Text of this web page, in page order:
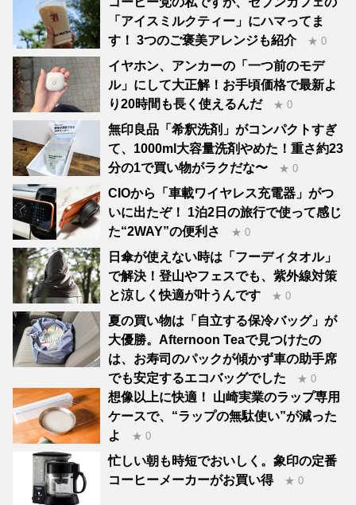
「アイスミルクティー」にハマってま
す！ 3つのご褒美アレンジも紹介
★ 0
イヤホン、アンカーの「一つ前のモデ
ル」にして大正解！お手頃価格で最新よ
り20時間も長く使えるんだ
★ 0
無印良品「希釈洗剤」がコンパクトすぎ
て、1000ml大容量洗剤やめた！重さ約23
分の1で買い物がラクだな〜
★ 0
CIOから「車載ワイヤレス充電器」がつ
いに出たぞ！ 1泊2日の旅行で使って感じ
た“2WAY”の便利さ
★ 0
日傘が使えない時は「フーディタオル」
で解決！登山やフェスでも、紫外線対策
と涼しく快適が叶うんです
★ 0
夏の買い物は「自立する保冷バッグ」が
大優勝。Afternoon Teaで見つけたの
は、お寿司のパックが傾かず車の助手席
でも安定するエコバッグでした
★ 0
想像以上に快適！ 山崎実業のラップ専用
ケースで、“ラップの無駄使い”が減った
よ
★ 0
忙しい朝も時短でおいしく。象印の定番
コーヒーメーカーがお買い得
★ 0